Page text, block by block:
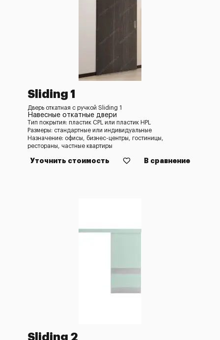
Sliding 1
Дверь откатная с ручкой Sliding 1
Навесные откатные двери
Тип покрытия: пластик CPL или пластик HPL
Размеры: стандартные или индивидуальные
Назначение: офисы, бизнес-центры, гостиницы,
рестораны, частные квартиры
Уточнить стоимость В сравнение
Sliding 2